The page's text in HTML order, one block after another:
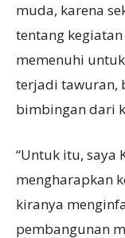
muda, karena
tentang
memenuhi
terjadi tawuran,
bimbingan dari
“Untuk itu, saya
mengharapkan
kiranya
pembangunan